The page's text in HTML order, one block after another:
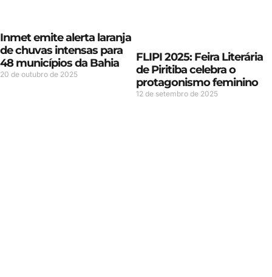
Inmet emite alerta laranja
de chuvas intensas para
48 municípios da Bahia
20 de outubro de 2025
FLIPI 2025: Feira Literária
de Piritiba celebra o
protagonismo feminino
12 de setembro de 2025